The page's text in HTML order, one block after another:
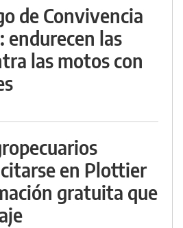
de Convivencia
endurecen las
las motos con
en Plottier
gratuita que